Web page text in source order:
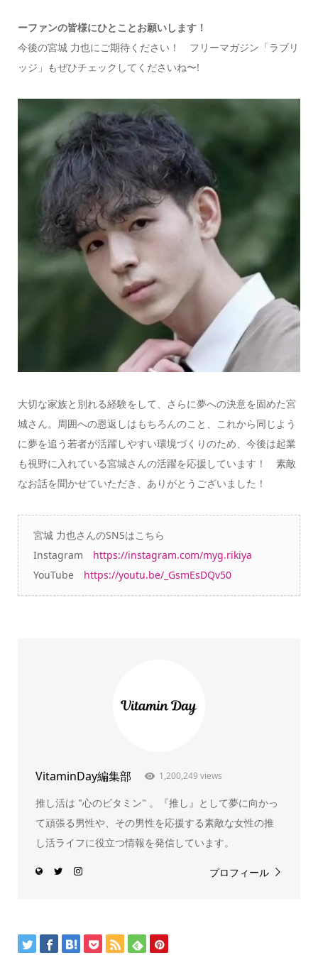
ーファンの皆様にひとことお願いします！
今後の宮城 力也にご期待ください！ フリーマガジン「ラブリ
ッジ」もぜひチェックしてくださいね〜!
大切な家族と別れる経験をして、さらに夢への決意を固めた宮
城さん。周囲への恩返しはもちろんのこと、これから同じよう
に夢を追う若者が活躍しやすい環境づくりのため、今後は起業
も視野に入れている宮城さんの活躍を応援しています！ 素敵
なお話を聞かせていただき、ありがとうございました！
宮城 力也さんのSNSはこちら
Instagram https://instagram.com/myg.rikiya
YouTube https://youtu.be/_GsmEsDQv50
VitaminDay編集部 1,200,249 views
推し活は "心のビタミン" 。『推し』として夢に向かっ
て頑張る男性や、その男性を応援する素敵な女性の推
し活ライフに役立つ情報を発信しています。
プロフィール